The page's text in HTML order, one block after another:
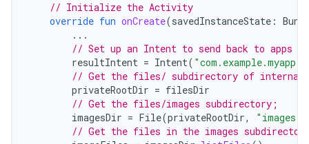
// Initialize the Activity
override fun onCreate(savedInstanceState :
...
// Set up an Intent to send back to apps
resultIntent = Intent(
// Get the files/ subdirectory of internal
privateRootDir = filesDir
// Get the files/images subdirectory;
imagesDir = File(privateRootDir, "images"
// Get the files in the images